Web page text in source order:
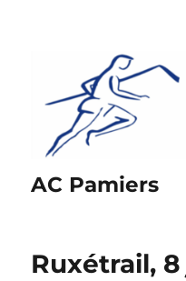
AC Pamiers
Ruxétrail,